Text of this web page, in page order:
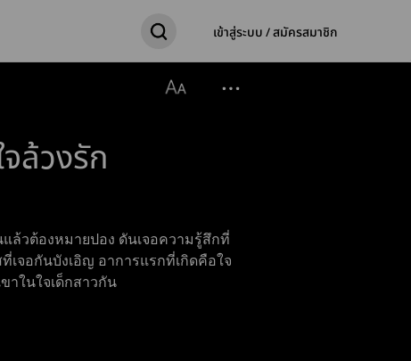
เข้าสู่ระบบ / สมัครสมาชิก
ล้วงรัก
ล้วต้องหมายปอง ดันเจอความรู้สึกที่
เจอกันบังเอิญ อาการแรกที่เกิดคือใจ
าในใจเด็กสาวกัน